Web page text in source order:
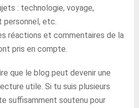
: technologie, voyage,
etc.
réactions et commentaires de la
pris en compte.
que le blog peut devenir une
utile. Si tu suis plusieurs
suffisamment soutenu pour